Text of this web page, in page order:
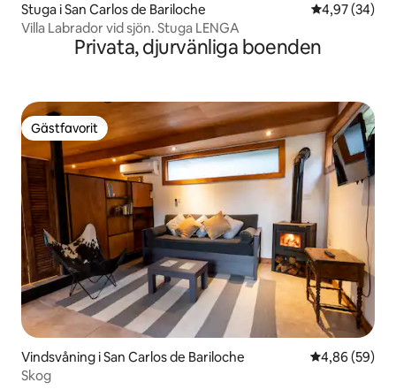
Stuga i San Carlos de Bariloche 4,97 av 5 i
4,97 (34)
Villa Labrador vid sjön. Stuga LENGA
Privata, djurvänliga boenden
Gästfavorit
Gästfavorit
Vindsvåning i San Carlos de Bariloche 4,86 av 5 i
4,86 (59)
Skog